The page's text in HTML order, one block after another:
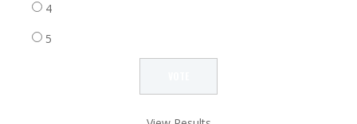
4
5